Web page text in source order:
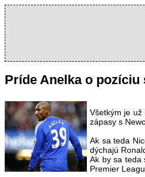
Príde Anelka o pozíciu
Všetkým je
zápasy s
Ak sa teda
dýchajú
Ak by sa teda
Premier